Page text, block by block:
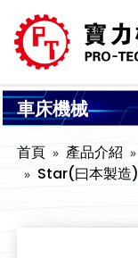
車床機械
首頁 產品介紹
Star(曰本製造)